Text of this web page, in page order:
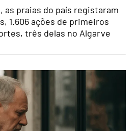
as praias do país registaram
1.606 ações de primeiros
três delas no Algarve